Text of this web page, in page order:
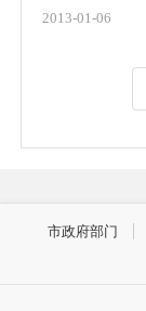
2013-01-06
市政府部门